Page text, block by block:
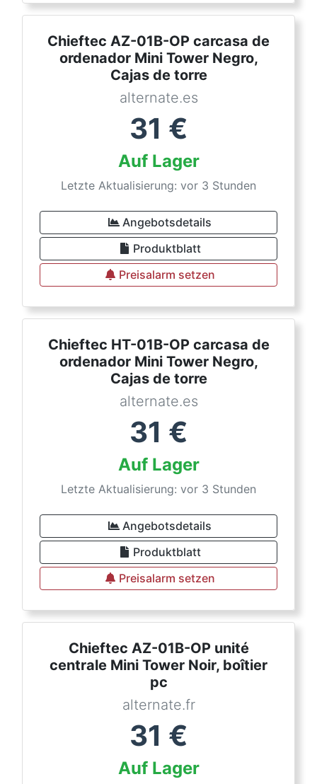
Chieftec AZ-01B-OP carcasa de
ordenador Mini Tower Negro,
Cajas de torre
alternate.es
31 €
Auf Lager
Letzte Aktualisierung: vor 3 Stunden
Angebotsdetails
Produktblatt
Preisalarm setzen
Chieftec HT-01B-OP carcasa de
ordenador Mini Tower Negro,
Cajas de torre
alternate.es
31 €
Auf Lager
Letzte Aktualisierung: vor 3 Stunden
Angebotsdetails
Produktblatt
Preisalarm setzen
Chieftec AZ-01B-OP unité
centrale Mini Tower Noir, boîtier
pc
alternate.fr
31 €
Auf Lager